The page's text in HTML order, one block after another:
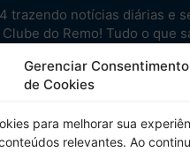
Gerenciar Consentimento
de Cookies
para melhorar sua
relevantes. Ao
trazendo notícias diárias e
do Remo! Tudo o que
Aproveite! Site não-oficial.
SIGA-NOS